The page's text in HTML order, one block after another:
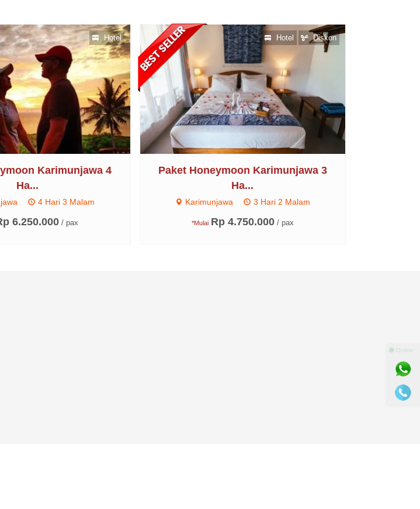
Karimunjawa 4
Ha...
4 Hari 3 Malam
6.250.000 / pax
Hotel
Paket Honeymoon Karimunjawa 3
Ha...
Karimunjawa 3 Hari 2 Malam
*Mulai Rp 4.750.000 / pax
Hotel Diskon
⚫ Online